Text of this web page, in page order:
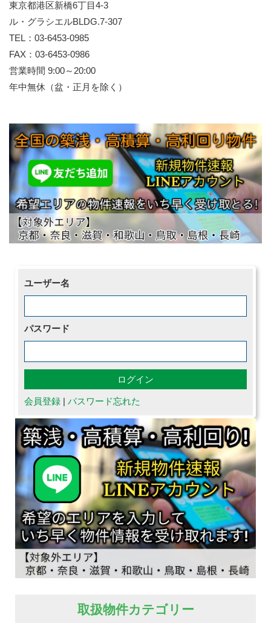
東京都港区新橋6丁目4-3
ル・グラシエルBLDG.7-307
TEL：03-6453-0985
FAX：03-6453-0986
営業時間 9:00～20:00
年中無休（盆・正月を除く）
ユーザー名
パスワード
会員登録 | パスワード忘れた
取扱物件カテゴリー